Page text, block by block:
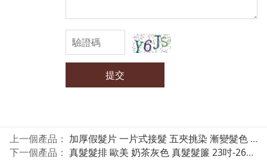
提交
上一個產品： 加厚假髮片 一片式接髮 五夾挑染 漸變髮色 魔髮樂
下一個產品： 真髮髮排 歐美 奶茶灰色 真髮髮簾 23吋-26吋挑染 HWN 魔髮樂